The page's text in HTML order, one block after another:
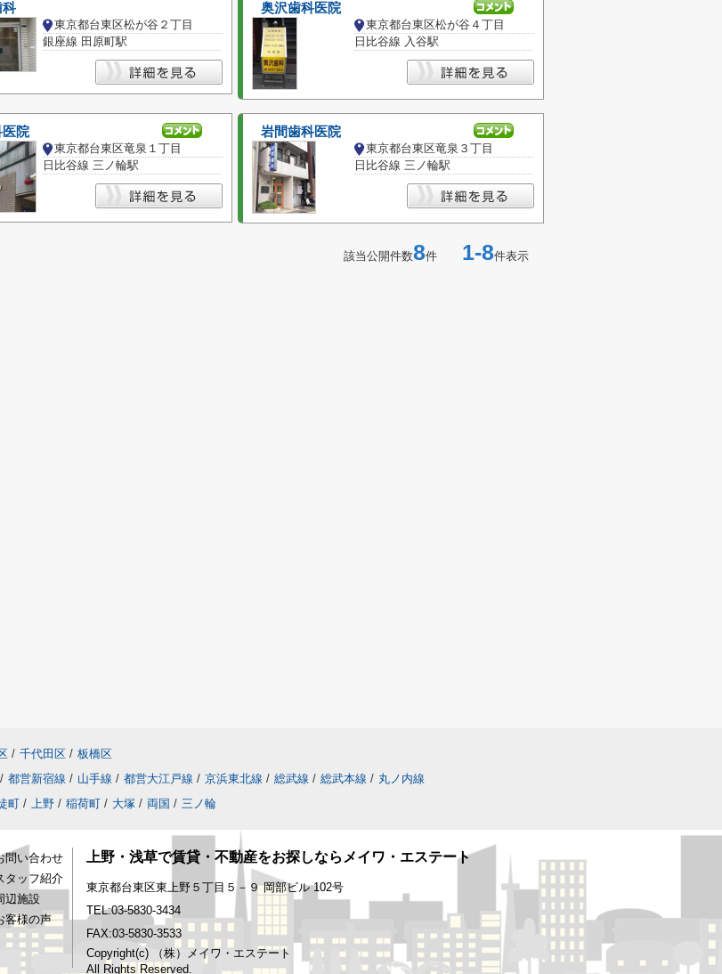
科
東京都台東区松が谷２丁目
銀座線 田原町駅
奥沢歯科医院
東京都台東区松が谷４丁目
日比谷線 入谷駅
医院
東京都台東区竜泉１丁目
日比谷線 三ノ輪駅
岩間歯科医院
東京都台東区竜泉３丁目
日比谷線 三ノ輪駅
該当公開件数8件 1-8件表示
/ 千代田区 / 板橋区
/ 都営新宿線 / 山手線 / 都営大江戸線 / 京浜東北線 / 総武線 / 総武本線 / 丸ノ内線
町 / 上野 / 稲荷町 / 大塚 / 両国 / 三ノ輪
問い合わせ
タッフ紹介
辺施設
客様の声
上野・浅草で賃貸・不動産をお探しならメイワ・エステート
東京都台東区東上野５丁目５－９ 岡部ビル 102号
TEL:03-5830-3434
FAX:03-5830-3533
Copyright(c) （株）メイワ・エステート
All Rights Reserved.